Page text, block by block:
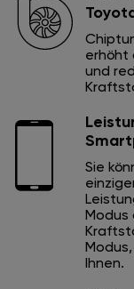
erhöht
und
Sie
Modus
Ihnen.